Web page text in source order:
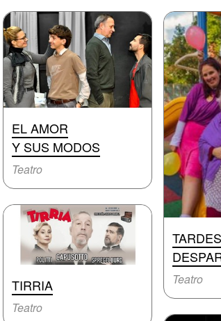
EL AMOR
Y SUS MODOS
Teatro
TARDES
Teatro
TIRRIA
Teatro